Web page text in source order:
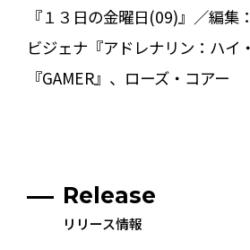
『１３日の金曜日(09)』／編集
ビジェナ『アドレナリン：ハイ
『GAMER』、ローズ・コアー
Release
リリース情報